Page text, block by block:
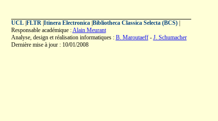
UCL| FLTR| Itinera Electronica| Bibliotheca Classica Selecta (BCS)|
Responsable académique :Alain Meurant
Analyse, design et réalisation informatiques : B. Maroutaeff- J. Schumacher
Dernière mise à jour : 10/01/2008